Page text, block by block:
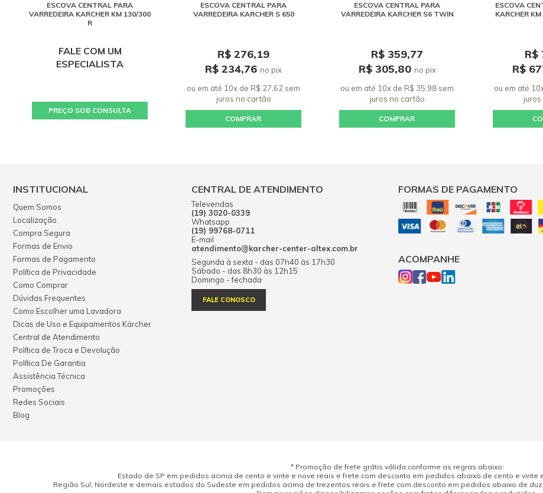
ESCOVA CENTRAL PARA
VARREDEIRA KARCHER KM 130/300
R
FALE COM UM
ESPECIALISTA
PREÇO SOB CONSULTA
ESCOVA CENTRAL PARA
VARREDEIRA KARCHER S 650
R$ 276,19
R$ 234,76 no pix
ou em até 10x de R$ 27,62 sem
juros no cartão
COMPRAR
ESCOVA CENTRAL PARA
VARREDEIRA KARCHER S6 TWIN
R$ 359,77
R$ 305,80 no pix
ou em até 10x de R$ 35,98 sem
juros no cartão
COMPRAR
ESCOVA
KARCHER
R$
R$
ou em até
juros
INSTITUCIONAL
Quem Somos
Localização
Compra Segura
Formas de Envio
Formas de Pagamento
Política de Privacidade
Como Comprar
Dúvidas Frequentes
Como Escolher uma Lavadora
Dicas de Uso e Equipamentos Kärcher
Central de Atendimento
Política de Troca e Devolução
Política De Garantia
Assistência Técnica
Promoções
Redes Sociais
Blog
CENTRAL DE ATENDIMENTO
Televendas
(19) 3020-0339
Whatsapp
(19) 99768-0711
E-mail
atendimento@karcher-center-altex.com.br
Segunda à sexta - das 07h40 às 17h30
Sábado - das 8h30 às 12h15
Domingo - fechada
FALE CONOSCO
FORMAS DE PAGAMENTO
ACOMPANHE
* Promoção de frete grátis válida conforme as regras abaixo:
Estado de SP em pedidos acima de cento e vinte e nove reais e frete com desconto em pedidos abaixo de cento e vinte
Região Sul, Nordeste e demais estados do Sudeste em pedidos acima de trezentos reais e frete com desconto em pedidos abaixo de